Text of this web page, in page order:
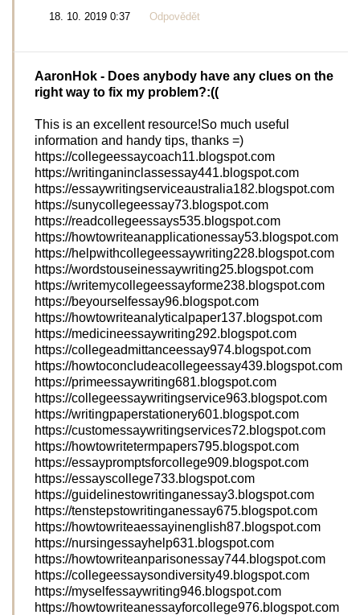
18. 10. 2019 0:37 Odpovědět
AaronHok - Does anybody have any clues on the
right way to fix my problem?:((
This is an excellent resource!So much useful
information and handy tips, thanks =)
https://collegeessaycoach11.blogspot.com
https://writinganinclassessay441.blogspot.com
https://essaywritingserviceaustralia182.blogspot.com
https://sunycollegeessay73.blogspot.com
https://readcollegeessays535.blogspot.com
https://howtowriteanapplicationessay53.blogspot.com
https://helpwithcollegeessaywriting228.blogspot.com
https://wordstouseinessaywriting25.blogspot.com
https://writemycollegeessayforme238.blogspot.com
https://beyourselfessay96.blogspot.com
https://howtowriteanalyticalpaper137.blogspot.com
https://medicineessaywriting292.blogspot.com
https://collegeadmittanceessay974.blogspot.com
https://howtoconcludeacollegeessay439.blogspot.com
https://primeessaywriting681.blogspot.com
https://collegeessaywritingservice963.blogspot.com
https://writingpaperstationery601.blogspot.com
https://customessaywritingservices72.blogspot.com
https://howtowritetermpapers795.blogspot.com
https://essaypromptsforcollege909.blogspot.com
https://essayscollege733.blogspot.com
https://guidelinestowritinganessay3.blogspot.com
https://tenstepstowritinganessay675.blogspot.com
https://howtowriteaessayinenglish87.blogspot.com
https://nursingessayhelp631.blogspot.com
https://howtowriteanparisonessay744.blogspot.com
https://collegeessaysondiversity49.blogspot.com
https://myselfessaywriting946.blogspot.com
https://howtowriteanessayforcollege976.blogspot.com